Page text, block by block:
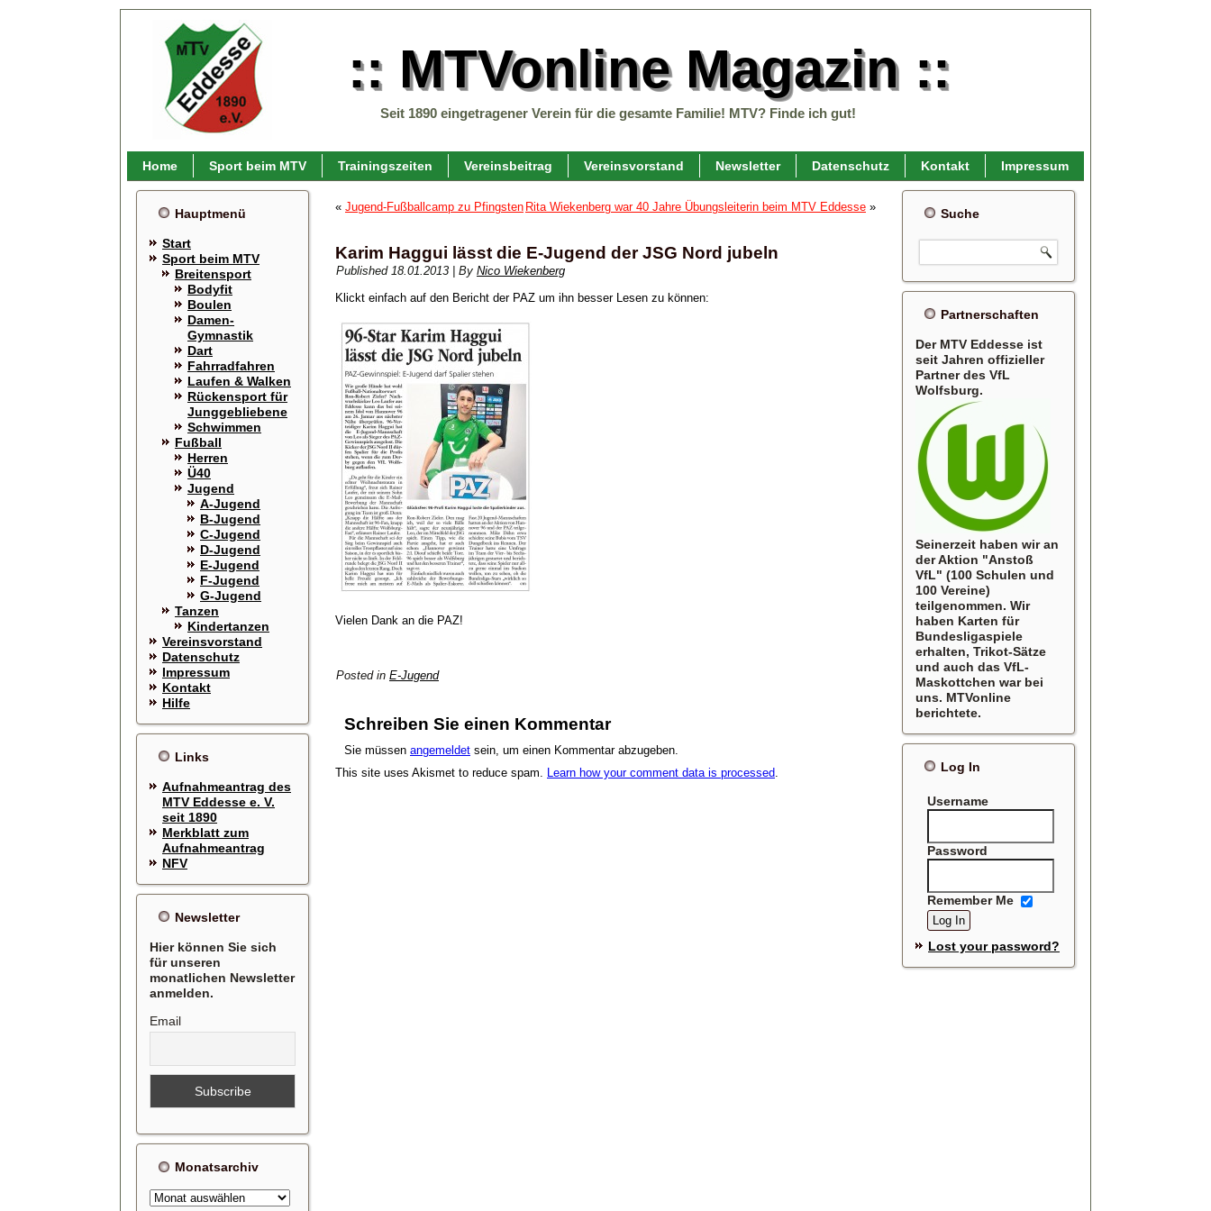
:: MTVonline Magazin ::
Seit 1890 eingetragener Verein für die gesamte Familie! MTV? Finde ich gut!
Home Sport beim MTV Trainingszeiten Vereinsbeitrag Vereinsvorstand Newsletter Datenschutz Kontakt Impressum
Hauptmenü
Start
Sport beim MTV
Breitensport
Bodyfit
Boulen
Damen-
Gymnastik
Dart
Fahrradfahren
Laufen & Walken
Rückensport für
Junggebliebene
Schwimmen
Fußball
Herren
Ü40
Jugend
A-Jugend
B-Jugend
C-Jugend
D-Jugend
E-Jugend
F-Jugend
G-Jugend
Tanzen
Kindertanzen
Vereinsvorstand
Datenschutz
Impressum
Kontakt
Hilfe
Links
Aufnahmeantrag des
MTV Eddesse e. V.
seit 1890
Merkblatt zum
Aufnahmeantrag
NFV
Newsletter
Hier können Sie sich
für unseren
monatlichen Newsletter
anmelden.
Email
Monatsarchiv
Monatsarchiv
« Jugend-Fußballcamp zu Pfingsten Rita Wiekenberg war 40 Jahre Übungsleiterin beim MTV Eddesse »
Karim Haggui lässt die E-Jugend der JSG Nord jubeln
Published 18.01.2013 By Nico Wiekenberg
Klickt einfach auf den Bericht der PAZ um ihn besser Lesen zu können:
Vielen Dank an die PAZ!
Posted in E-Jugend
Schreiben Sie einen Kommentar
Sie müssen angemeldet sein, um einen Kommentar abzugeben.
This site uses Akismet to reduce spam. Learn how your comment data is processed.
Suche
Partnerschaften
Der MTV Eddesse ist
seit Jahren offizieller
Partner des VfL
Wolfsburg.
Seinerzeit haben wir an
der Aktion "Anstoß
VfL" (100 Schulen und
100 Vereine)
teilgenommen. Wir
haben Karten für
Bundesligaspiele
erhalten, Trikot-Sätze
und auch das VfL-
Maskottchen war bei
uns. MTVonline
berichtete.
Log In
Username
Password
Remember Me
Lost your password?